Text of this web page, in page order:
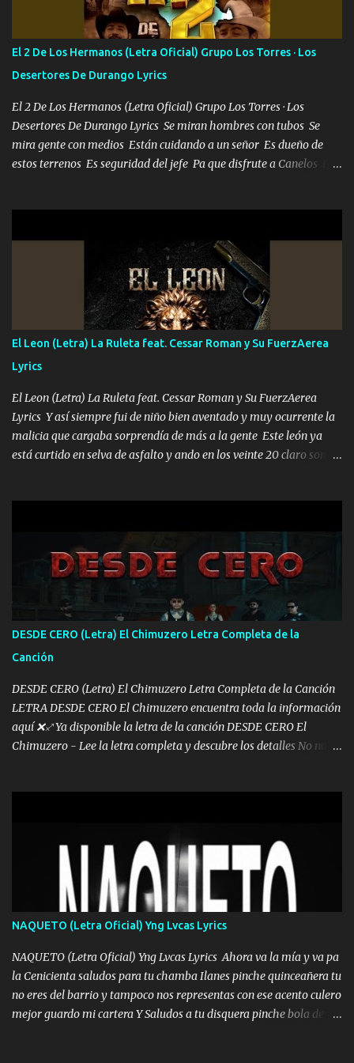
repleta de presidentes la bolsa estoy en mi pic si no se han dado
cuenta chequeen gráficas del kitch
El 2 De Los Hermanos (Letra Oficial) Grupo Los Torres · Los
Desertores De Durango Lyrics
El 2 De Los Hermanos (Letra Oficial) Grupo Los Torres · Los
Desertores De Durango Lyrics Se miran hombres con tubos Se
mira gente con medios Están cuidando a un señor Es dueño de
estos terrenos Es seguridad del jefe Pa que disfrute a Canelos Es
ni tampoco las mujeres porque es platica de grandes por eso hay
que estar alegres doy las instrucciones para atender los deberes
Música Si es que salta algún problema de confianza tengo gente
ahí está el Hombre Cuarenta y también Pariente 7 arreglan
cualquier problema no más es cuestión que ordené NOS HACE
FALTA UN HERMANO DE CLAVE ERA EL 24 SIEMPRE FUE UN
HOMBRE VALIENTE POR ALGO M'URIÓ PELEAND0 SIEMPRE
VIO POR LA FAMILIA PARA QUE SIGA EL LEGADO Es el DOS de
los HERMANOS un cerebro inteligente y com...
El Leon (Letra) La Ruleta feat. Cessar Roman y Su FuerzAerea
Lyrics
El Leon (Letra) La Ruleta feat. Cessar Roman y Su FuerzAerea
Lyrics Y así siempre fui de niño bien aventado y muy ocurrente la
malicia que cargaba sorprendía de más a la gente Este león ya
está curtido en selva de asfalto y ando en los veinte 20 claro son
pa más pues hay charola les voy a dar hasta topar pues no hay de
otra Música Surcando bien mi camino voy por mi línea no veo a
los lados aquel que no corre vuela no se me duerm voy chicoteado
Ya pasé varias hazañas ya tienen rato que me agarran el colmillo
de este León los estatales no sé esperaron Al tiro esta la PrimiZa
también la nueve que cargo al lado doy la mano al que su amigo y
al traicionero damos pa abajo Y No me paran aquí hay pa más
pues hay charola les voy a dar hasta topar pues no hay de otra...
DESDE CERO (Letra) El Chimuzero Letra Completa de la
Canción
DESDE CERO (Letra) El Chimuzero Letra Completa de la Canción
LETRA DESDE CERO El Chimuzero encuentra toda la información
aquí ❌♐ Ya disponible la letra de la canción DESDE CERO El
Chimuzero - Lee la letra completa y descubre los detalles No nací
❌ www.elnorteduro.com ❌ Yo No limito los Sueños , si no existe
Uno pues Hallamos Modos , Si me caigo me Levanto, Aprendo Del
Error Y me sacudo El Lodo ❌ www.elnorteduro.com ❌ El Dinero
No me falta Pero Tampoco me Estorba , Por Eso Manejo Todo
Bien Regido Por mis Normas . Aquí no Se Sufre de Ego vengo Desde
Abajo y me costó subir Fue Con Trabajo Y Esfuerzo, Nada es
Regalado Me Super Invertir A Mí lado Una Princesa que A pesar de
Todo Siempre a estado ahí . Hecho pa...
NAQUETO (Letra Oficial) Yng Lvcas Lyrics
NAQUETO (Letra Oficial) Yng Lvcas Lyrics Ahora va la mía y va pa
la Cenicienta saludos para tu chamba Ilanes pinche quinceañera tu
no eres del barrio y tampoco nos representas con ese acento culero
mejor guardo mi cartera Y Saludos a tu disquera pinche bola de